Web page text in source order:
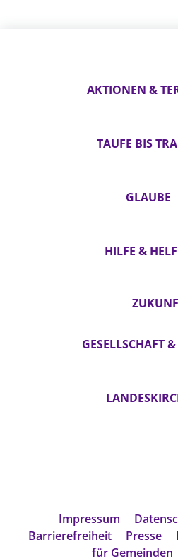
AKTIONEN &
TAUFE BIS
GLAUBE
HILFE &
GESELLSCHAFT
Impressum
Barrierefreiheit
Presse
für Gemeinden